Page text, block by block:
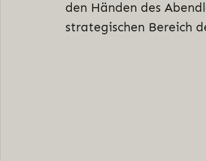
den Händen des
strategischen Bereich